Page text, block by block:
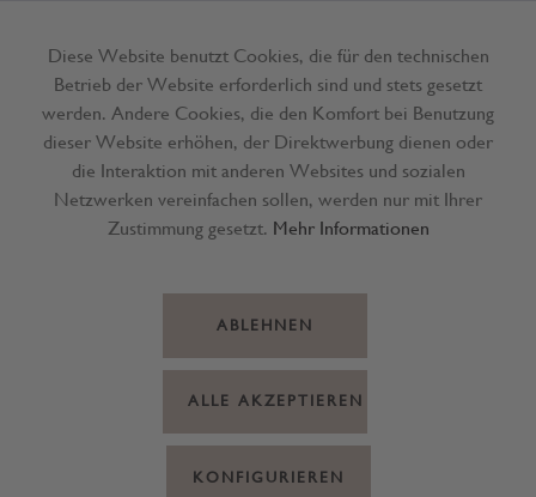
Menü
Diese Website benutzt Cookies, die für den technischen
Betrieb der Website erforderlich sind und stets gesetzt
werden. Andere Cookies, die den Komfort bei Benutzung
dieser Website erhöhen, der Direktwerbung dienen oder
die Interaktion mit anderen Websites und sozialen
Netzwerken vereinfachen sollen, werden nur mit Ihrer
Zustimmung gesetzt. Mehr Informationen
ABLEHNEN
ALLE AKZEPTIEREN
KONFIGURIEREN